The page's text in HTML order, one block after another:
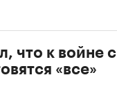
что к войне с
«все»